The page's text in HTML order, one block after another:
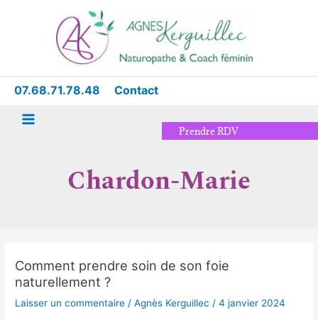
07.68.71.78.48 Contact
Menu
Prendre RDV
Chardon-Marie
Comment prendre soin de son foie
naturellement ?
Laisser un commentaire /Agnès Kerguillec /4 janvier 2024
Comment
prendre